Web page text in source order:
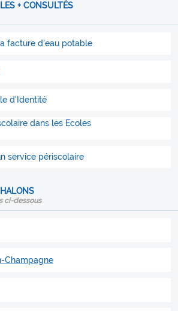
+ CONSULTÉS
facture d'eau potable
d'Identité
dans les Ecoles
service périscolaire
ci-dessous
Champagne